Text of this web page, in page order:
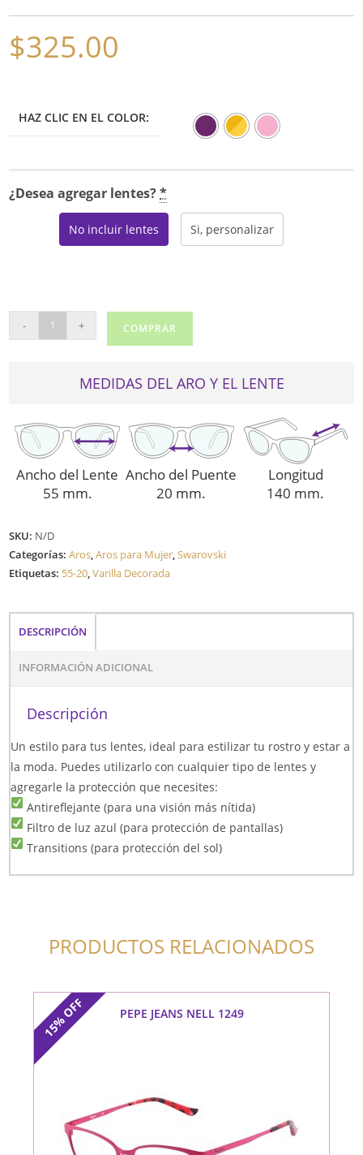
$325.00
HAZ CLIC EN EL COLOR:
¿Desea agregar lentes?*
No incluir lentes Si, personalizar
SWAROVSKI
5455-
- + COMPRAR
MEDIDAS DEL ARO Y EL LENTE
Ancho del Lente
55 mm.
Ancho del Puente
20 mm.
Longitud
140 mm.
SKU: N/D
Categorías:Aros,Aros para Mujer,Swarovski
Etiquetas: 55-20,Varilla Decorada
DESCRIPCIÓN
INFORMACIÓN ADICIONAL
Descripción
Un estilo para tus lentes, ideal para estilizar tu rostro y estar a
la moda. Puedes utilizarlo con cualquier tipo de lentes y
agregarle la protección que necesites:
Antireflejante (para una visión más nítida)
Filtro de luz azul (para protección de pantallas)
Transitions (para protección del sol)
PRODUCTOS RELACIONADOS
15%
OFF PEPE JEANS NELL 1249